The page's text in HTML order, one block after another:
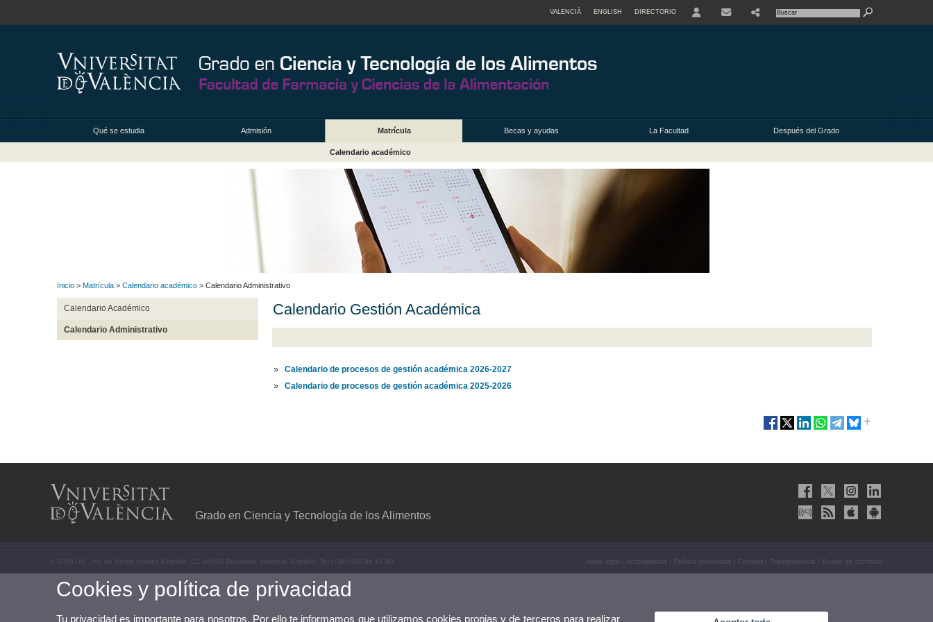
VALENCIÀ ENGLISH DIRECTORIO
Qué se estudia Admisión Matrícula Becas y ayudas La Facultad Después del Grado
Calendario académico
Inicio > Matrícula > Calendario académico > Calendario Administrativo
Calendario Académico
Calendario Administrativo
Calendario Gestión Académica
Calendario de procesos de gestión académica 2026-2027
Calendario de procesos de gestión académica 2025-2026
Grado en Ciencia y Tecnología de los Alimentos
© 2026 UV. - Av. de Vicent Andrés Estellés, 22, 46100 Burjassot. Valencia. España. Tel (+34) 963 86 41 00 Aviso legal Accesibilidad Política privacidad Cookies Transparencia Buzón de contacto
Cookies y política de privacidad
Tu privacidad es importante para nosotros. Por ello te informamos que utilizamos cookies propias y de terceros para realizar